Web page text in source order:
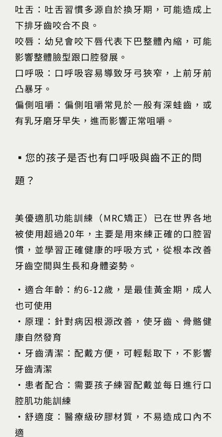
吐舌：吐舌習慣多源自於換牙期，可能造成上
下排牙齒咬合不良。
咬唇：幼兒會咬下唇代表下巴整體內縮，可能
影響整體臉型跟口腔發展。
口呼吸：口呼吸容易導致牙弓狹窄，上前牙前
凸暴牙。
偏側咀嚼：偏側咀嚼常見於一般有深蛙齒，或
有乳牙磨牙早失，進而影響正常咀嚼。
▪您的孩子是否也有口呼吸與齒不正的問
題？
美優適肌功能訓練（MRC矯正）已在世界各地
被使用超過20年，主要是用來練正確的口腔習
慣，並學習正確健康的呼吸方式，從根本改善
牙齒空間與生長和身體姿勢。
•適合年齡：約6-12歲，是最佳黃金期，成人
也可使用
•原理：針對病因根源改善，使牙齒、骨骼健
康自然發育
•牙齒清潔：配戴方便，可輕鬆取下，不影響
牙齒清潔
•患者配合：需要孩子練習配戴並每日進行口
腔肌功能訓練
•舒適度：醫療級矽膠材質，不易造成口內不
適